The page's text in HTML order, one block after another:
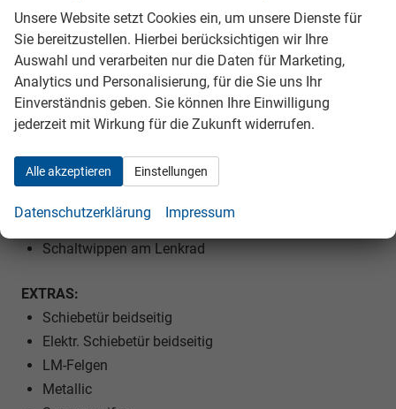
Außenspiegel elektrisch verstellbar
Außenspiegel beheizbar
Außenspiegel elektrisch anklappbar
Elektrische Fensterheber vorne
Polsterstoff
Vordersitze höhenverstellbar
Armlehnen vorne
Kindersitzvorbereitung (ISOFIX)
Lenkrad höhenverstellbar
Schaltwippen am Lenkrad
EXTRAS:
Schiebetür beidseitig
Elektr. Schiebetür beidseitig
LM-Felgen
Metallic
Unsere Website setzt Cookies ein, um unsere Dienste für
Sie bereitzustellen. Hierbei berücksichtigen wir Ihre
Auswahl und verarbeiten nur die Daten für Marketing,
Analytics und Personalisierung, für die Sie uns Ihr
Einverständnis geben. Sie können Ihre Einwilligung
jederzeit mit Wirkung für die Zukunft widerrufen.
Alle akzeptieren Einstellungen
Datenschutzerklärung Impressum